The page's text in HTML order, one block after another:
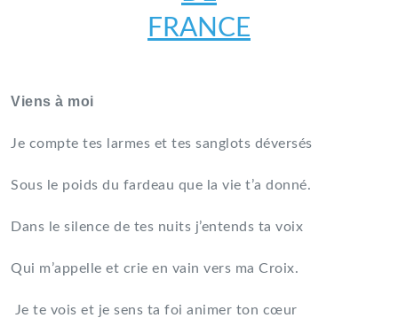
DES HMONG DE FRANCE
Viens à moi
Je compte tes larmes et tes sanglots déversés
Sous le poids du fardeau que la vie t’a donné.
Dans le silence de tes nuits j’entends ta voix
Qui m’appelle et crie en vain vers ma Croix.
Je te vois et je sens ta foi animer ton cœur